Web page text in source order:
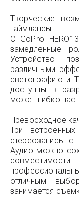
Творческие
таймлапсы
С GoPro
замедленные
Устройство
различными
светографию и
доступны в
может гибко
Превосходное
Три
стереозапись
Аудио можно
отличным
занимается